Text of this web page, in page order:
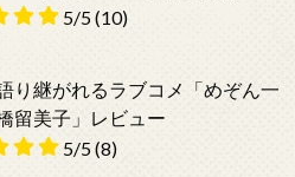
5/5(10)
り継がれるラブコメ「めぞん一
留美子」レビュー
5/5(8)